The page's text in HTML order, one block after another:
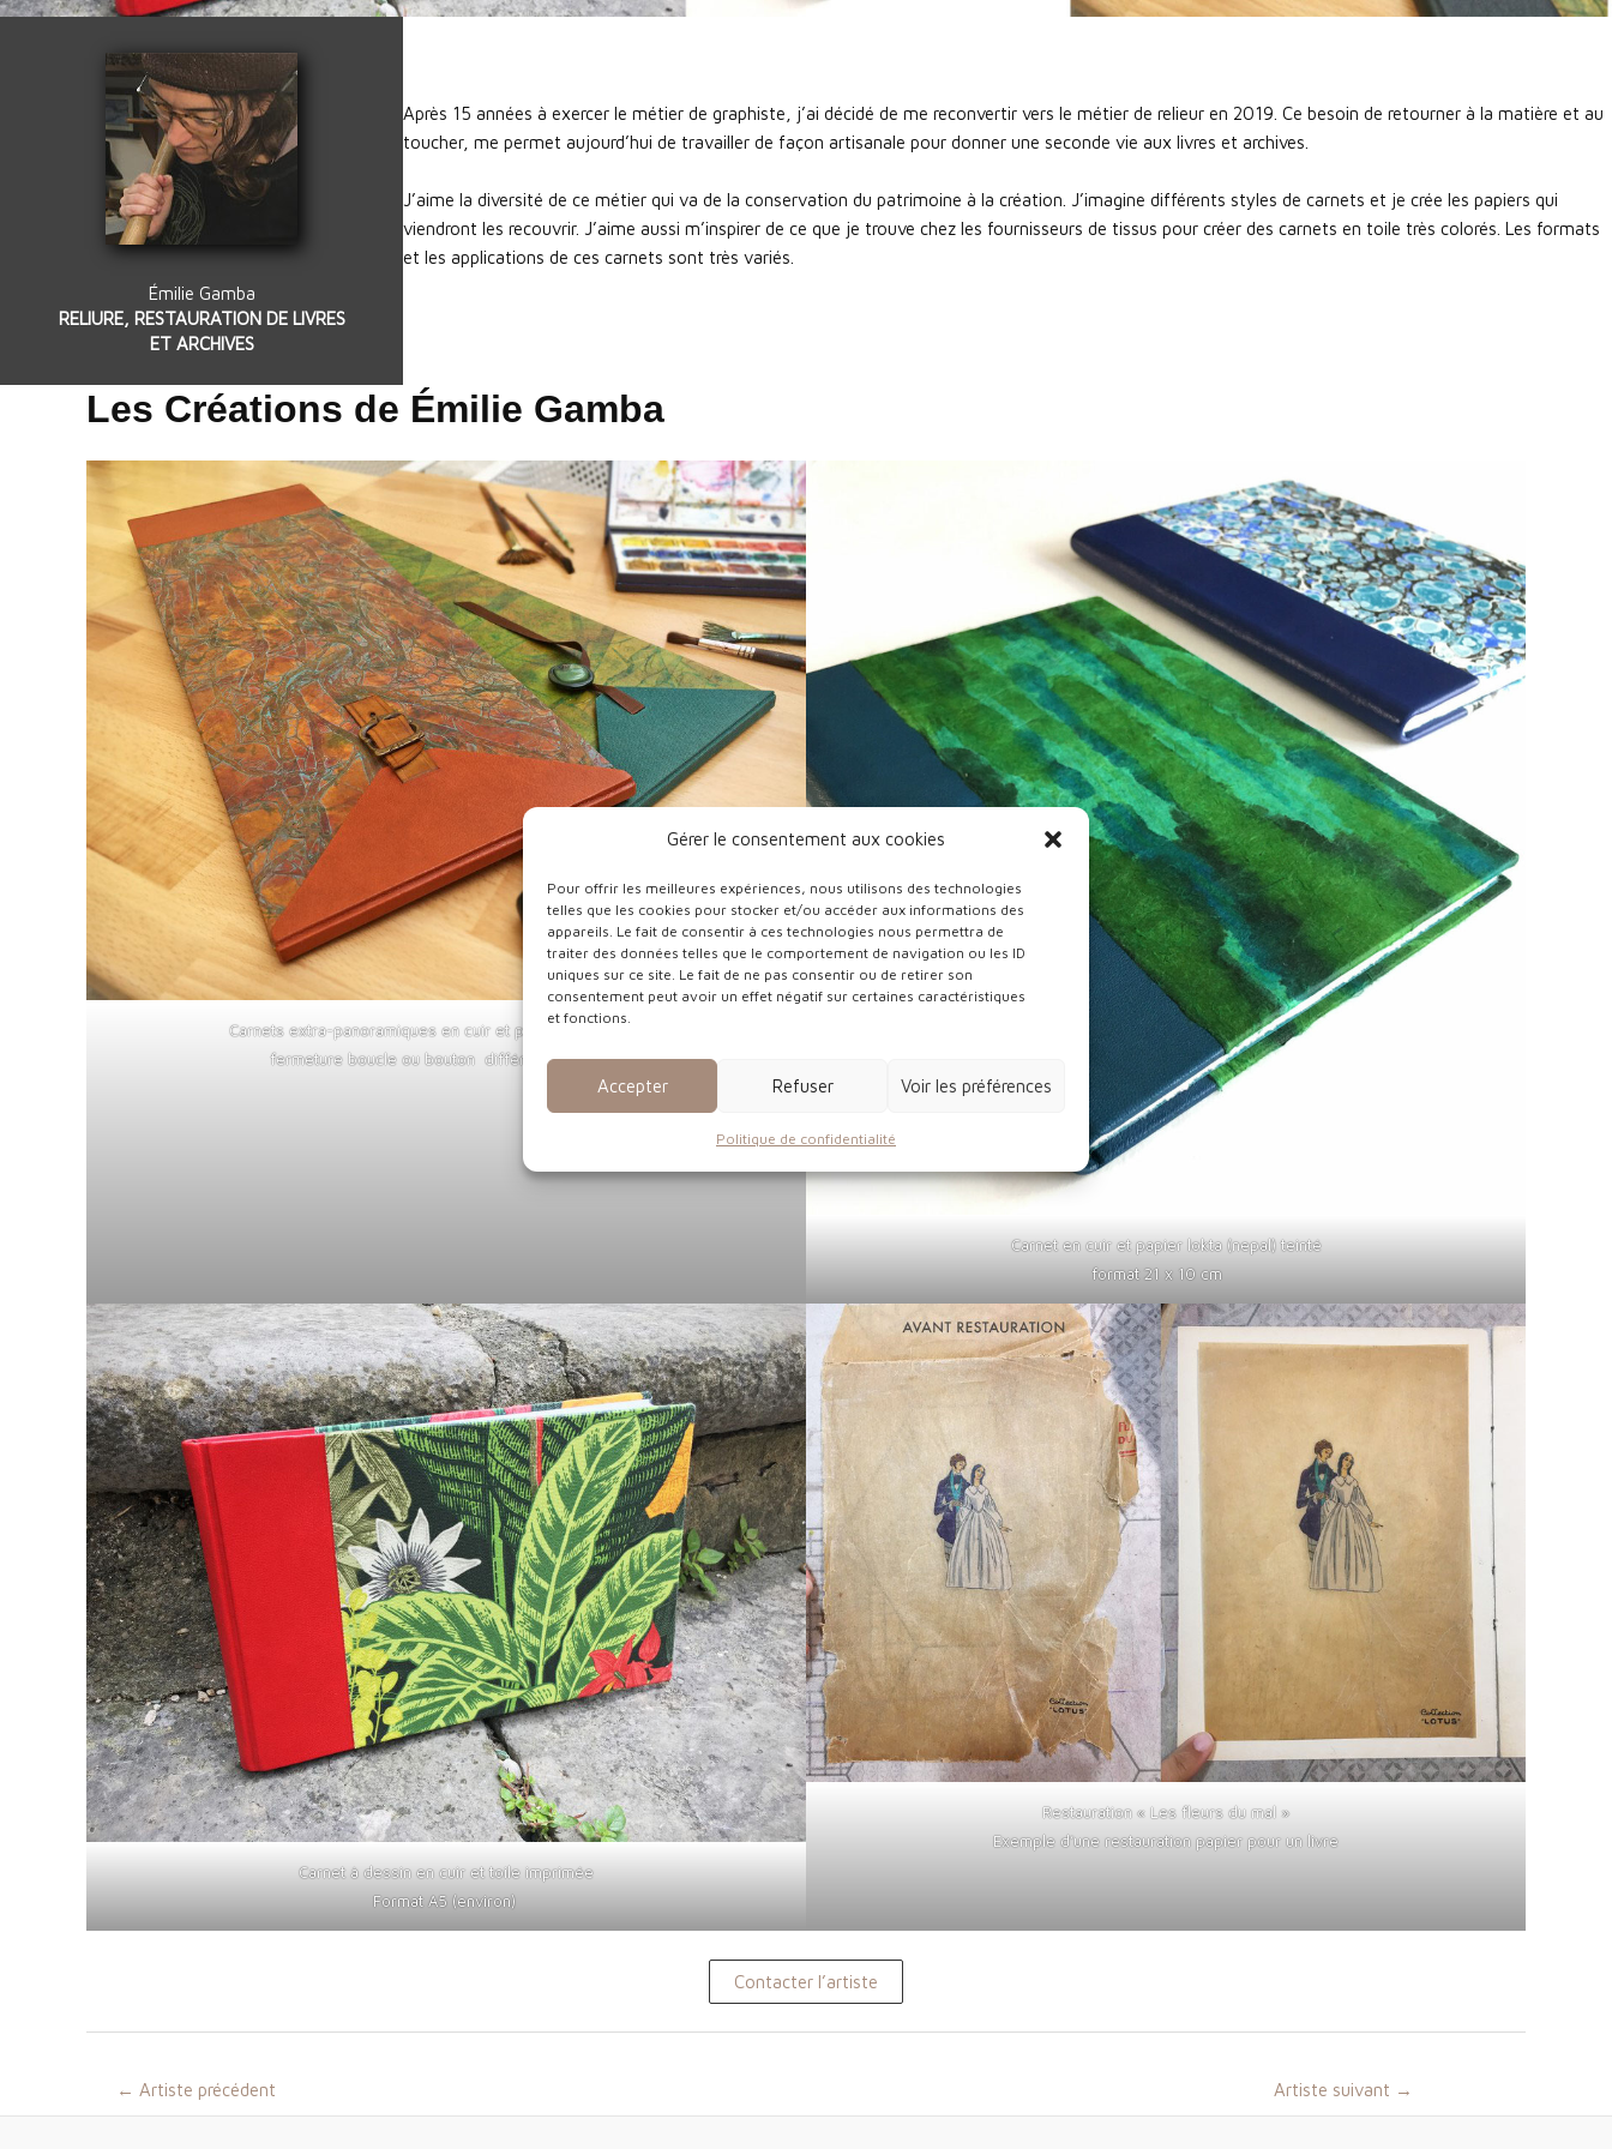
Gérer le consentement aux cookies
Pour offrir les meilleures expériences, nous utilisons des technologies
telles que les cookies pour stocker et/ou accéder aux informations des
appareils. Le fait de consentir à ces technologies nous permettra de
traiter des données telles que le comportement de navigation ou les ID
uniques sur ce site. Le fait de ne pas consentir ou de retirer son
consentement peut avoir un effet négatif sur certaines caractéristiques
et fonctions.
Accepter Refuser Voir les préférences
Politique de confidentialité
Émilie Gamba
RELIURE, RESTAURATION DE LIVRES
ET ARCHIVES
Après 15 années à exercer le métier de graphiste, j’ai décidé de me reconvertir vers le métier de relieur en 2019. Ce besoin de retourner à la matière et au
toucher, me permet aujourd’hui de travailler de façon artisanale pour donner une seconde vie aux livres et archives.
J’aime la diversité de ce métier qui va de la conservation du patrimoine à la création. J’imagine différents styles de carnets et je crée les papiers qui
viendront les recouvrir. J’aime aussi m’inspirer de ce que je trouve chez les fournisseurs de tissus pour créer des carnets en toile très colorés. Les formats
et les applications de ces carnets sont très variés.
Les Créations de Émilie Gamba
Carnets extra-panoramiques en cuir et papier froissé teinté
fermeture boucle ou bouton différents formats
Carnet en cuir et papier lokta (nepal) teinté
format 21 x 10 cm
Carnet à dessin en cuir et toile imprimée
Format A5 (environ)
Restauration « Les fleurs du mal »
Exemple d’une restauration papier pour un livre
Contacter l’artiste
Navigation
← Artiste précédent Artiste suivant →